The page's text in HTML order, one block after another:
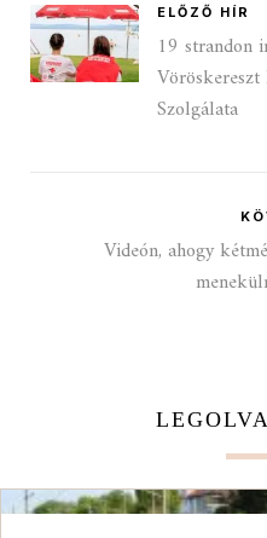
ELŐZŐ HÍR
19 strandon
Szolgálata
Videón, ahogy